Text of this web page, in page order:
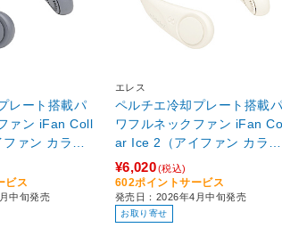
レート搭載パ
ァン iFan Coll
ァン カラー
ー IF-COIC26
ビス
中旬発売
エレス
ペルチエ冷却プレート搭載パ
ワフルネックファン iFan
ar Ice 2（アイファン カラー
アイス 2） ホワイト IF-COIC
26-WH
¥6,020(税込)
602ポイントサービス
発売日：2026年4月中旬発売
お取り寄せ